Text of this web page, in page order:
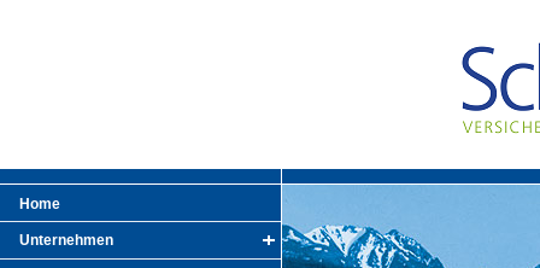
Home
Unternehmen